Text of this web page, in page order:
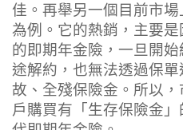
佳。再舉另一個目前市
為例。它的熱銷，主要
的即期年金險，一旦開
途解約，也無法透過保
故、全殘保險金。所以
戶購買有「生存保險金